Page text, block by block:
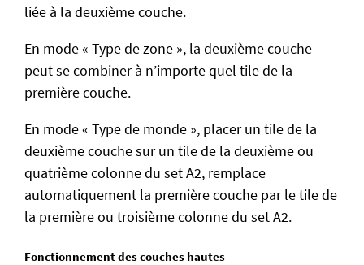
liée à la deuxième couche.
En mode « Type de zone », la deuxième couche
peut se combiner à n’importe quel tile de la
première couche.
En mode « Type de monde », placer un tile de la
deuxième couche sur un tile de la deuxième ou
quatrième colonne du set A2, remplace
automatiquement la première couche par le tile de
la première ou troisième colonne du set A2.
Fonctionnement des couches hautes